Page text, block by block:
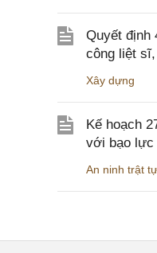
Quyết định
công liệt
Xây dựng
Kế hoạch
với bạo lực
An ninh trật tự